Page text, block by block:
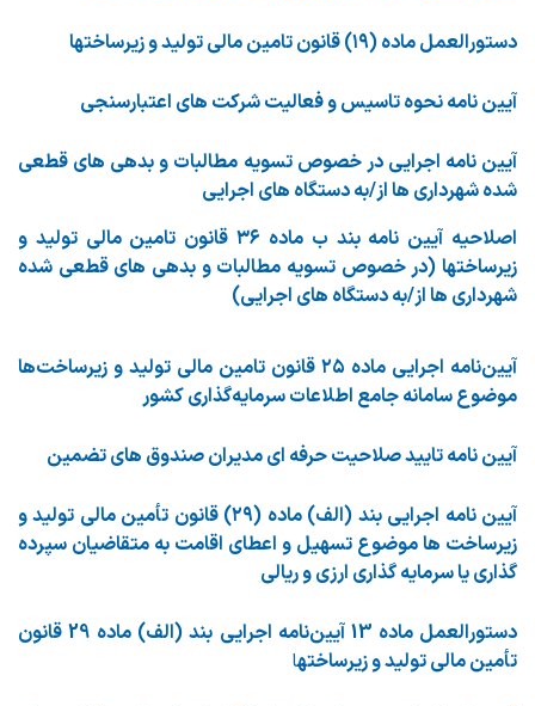
دستورالعمل ماده (۱۹) قانون تامین مالی تولید و زیرساختها
آیین نامه نحوه تاسیس و فعالیت شرکت های اعتبارسنجی
آیین نامه اجرایی در خصوص تسویه مطالبات و بدهی های قطعی
شده شهرداری ها از/به دستگاه های اجرایی
اصلاحیه آیین نامه بند ب ماده ۳۶ قانون تامین مالی تولید و
زیرساختها (در خصوص تسویه مطالبات و بدهی های قطعی شده
شهرداری ها از/به دستگاه های اجرایی)
آیین‌نامه اجرایی ماده ۲۵ قانون تامین مالی تولید و زیرساخت‌ها
موضوع سامانه جامع اطلاعات سرمایه‌گذاری کشور
آیین نامه تایید صلاحیت حرفه ای مدیران صندوق های تضمین
آیین نامه اجرایی بند (الف) ماده (۲۹) قانون تأمین مالی تولید و
زیرساخت ها موضوع تسهیل و اعطای اقامت به متقاضیان سپرده
گذاری یا سرمایه گذاری ارزی و ریالی
دستورالعمل ماده 13 آیین‌نامه اجرایی بند (الف) ماده 29 قانون
تأمین مالی تولید و زیرساختها